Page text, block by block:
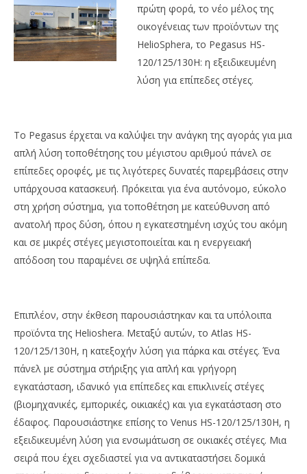
πρώτη φορά, το νέο μέλος της
οικογένειας των προϊόντων της
HelioSphera, το Pegasus HS-
120/125/130H: η εξειδικευμένη
λύση για επίπεδες στέγες.
Το Pegasus έρχεται να καλύψει την ανάγκη της αγοράς για μια
απλή λύση τοποθέτησης του μέγιστου αριθμού πάνελ σε
επίπεδες οροφές, με τις λιγότερες δυνατές παρεμβάσεις στην
υπάρχουσα κατασκευή. Πρόκειται για ένα αυτόνομο, εύκολο
στη χρήση σύστημα, για τοποθέτηση με κατεύθυνση από
ανατολή προς δύση, όπου η εγκατεστημένη ισχύς του ακόμη
και σε μικρές στέγες μεγιστοποιείται και η ενεργειακή
απόδοση του παραμένει σε υψηλά επίπεδα.
Επιπλέον, στην έκθεση παρουσιάστηκαν και τα υπόλοιπα
προϊόντα της Helioshera. Μεταξύ αυτών, το Atlas HS-
120/125/130H, η κατεξοχήν λύση για πάρκα και στέγες. Ένα
πάνελ με σύστημα στήριξης για απλή και γρήγορη
εγκατάσταση, ιδανικό για επίπεδες και επικλινείς στέγες
(βιομηχανικές, εμπορικές, οικιακές) και για εγκατάσταση στο
έδαφος. Παρουσιάστηκε επίσης το Venus HS-120/125/130H, η
εξειδικευμένη λύση για ενσωμάτωση σε οικιακές στέγες. Μια
σειρά που έχει σχεδιαστεί για να αντικαταστήσει δομικά